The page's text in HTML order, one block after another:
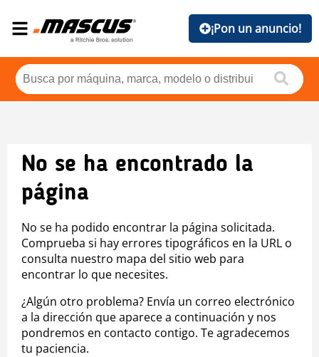
¡Pon un anuncio!
No se ha encontrado la
página
No se ha podido encontrar la página solicitada.
Comprueba si hay errores tipográficos en la URL o
consulta nuestro mapa del sitio web para
encontrar lo que necesites.
¿Algún otro problema? Envía un correo electrónico
a la dirección que aparece a continuación y nos
pondremos en contacto contigo. Te agradecemos
tu paciencia.